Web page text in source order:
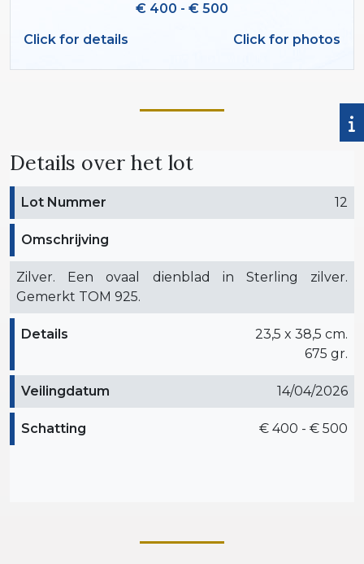
€ 400 - € 500
Click for details
Click for photos
Details over het lot
Lot Nummer 12
Omschrijving
Zilver. Een ovaal dienblad in Sterling zilver.
Gemerkt TOM 925.
Details
23,5 x 38,5 cm.
675 gr.
Veilingdatum 14/04/2026
Schatting € 400 - € 500